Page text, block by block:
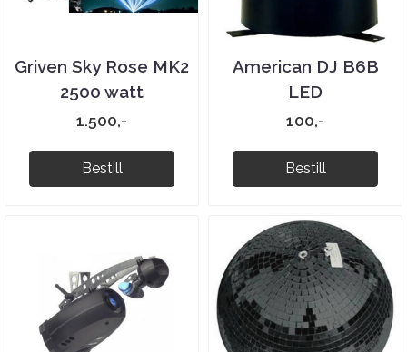
Griven Sky Rose MK2
2500 watt
1.500,-
Bestill
American DJ B6B
LED
100,-
Bestill